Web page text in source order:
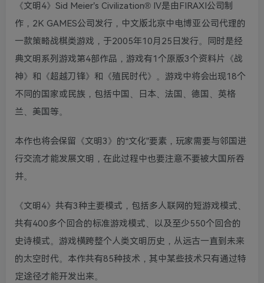
《文明4》Sid Meier’s Civilization® IV是由FIRAXI公司制
作，2K GAMES公司发行，中文版北京中电博亚公司代理的
一款策略战棋类游戏，于2005年10月25日发行。同时是经
典文明系列游戏第4部作品，游戏有1个原版3个资料片《战
神》和《超越刀锋》和《殖民时代》。游戏中将会出现18个
不同的国家或民族，包括中国、日本、法国、德国、英格
兰、美国等。
本作也将会保留《文明3》的“文化”要素，玩家需要与邻国进
行交流才能发展文明，在此过程中也要注意不要被大国所吞
并。
《文明4》共有3种主要模式，包括多人联网的短游戏模式、
共有400多个回合的标准游戏模式、以及至少550个回合的
史诗模式。游戏横跨整个人类文明历史，从远古一直到未来
的太空时代。本作共有85种技术，其中某些技术只有通过特
定途径才能开发出来。